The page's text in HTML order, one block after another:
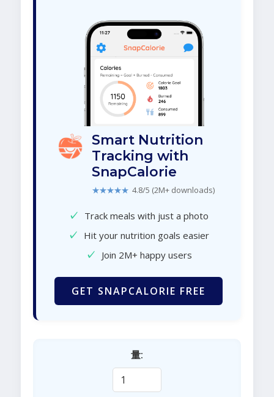
Smart Nutrition
Tracking with
SnapCalorie
★★★★★ 4.8/5 (2M+ downloads)
✓ Track meals with just a photo
✓ Hit your nutrition goals easier
✓ Join 2M+ happy users
GET SNAPCALORIE FREE
量: